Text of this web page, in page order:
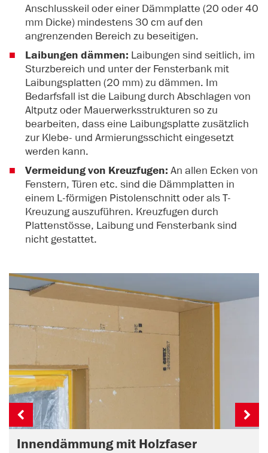
Anschlusskeil oder einer Dämmplatte (20 oder 40
mm Dicke) mindestens 30 cm auf den
angrenzenden Bereich zu beseitigen.
Laibungen dämmen: Laibungen sind seitlich, im
Sturzbereich und unter der Fensterbank mit
Laibungsplatten (20 mm) zu dämmen. Im
Bedarfsfall ist die Laibung durch Abschlagen von
Altputz oder Mauerwerksstrukturen so zu
bearbeiten, dass eine Laibungsplatte zusätzlich
zur Klebe- und Armierungsschicht eingesetzt
werden kann.
Vermeidung von Kreuzfugen: An allen Ecken von
Fenstern, Türen etc. sind die Dämmplatten in
einem L-förmigen Pistolenschnitt oder als T-
Kreuzung auszuführen. Kreuzfugen durch
Plattenstösse, Laibung und Fensterbank sind
nicht gestattet.
Innendämmung mit Holzfaser